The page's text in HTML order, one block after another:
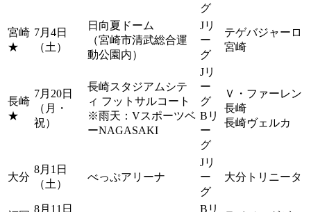
グ
宮崎
★
7月4日
（土）
日向夏ドーム
（宮崎市清武総合運
動公園内）
Jリ
ー
グ
テゲバジャーロ
宮崎
長崎
★
7月20日
（月・
祝）
長崎スタジアムシテ
ィ フットサルコート
※雨天：Vスポーツベ
ーNAGASAKI
Jリ
ー
グ
Bリ
ー
グ
Ｖ・ファーレン
長崎
長崎ヴェルカ
大分
8月1日
（土）
べっぷアリーナ
Jリ
ー
グ
大分トリニータ
8月11日 Bリ